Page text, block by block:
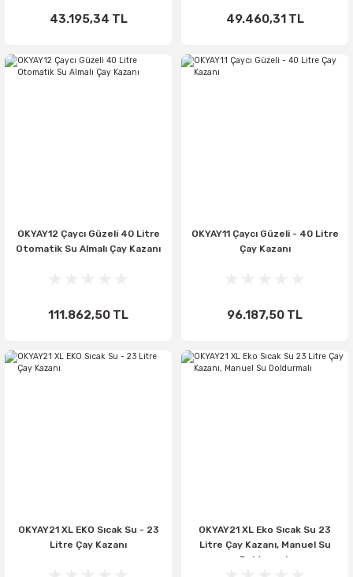
43.195,34 TL 49.460,31 TL
OKYAY12 Çaycı Güzeli 40 Litre
Otomatik Su Almalı Çay Kazanı
111.862,50 TL
OKYAY11 Çaycı Güzeli - 40 Litre
Çay Kazanı
96.187,50 TL
OKYAY21 XL EKO Sıcak Su - 23
Litre Çay Kazanı
OKYAY21 XL Eko Sıcak Su 23
Litre Çay Kazanı, Manuel Su
Doldurmalı